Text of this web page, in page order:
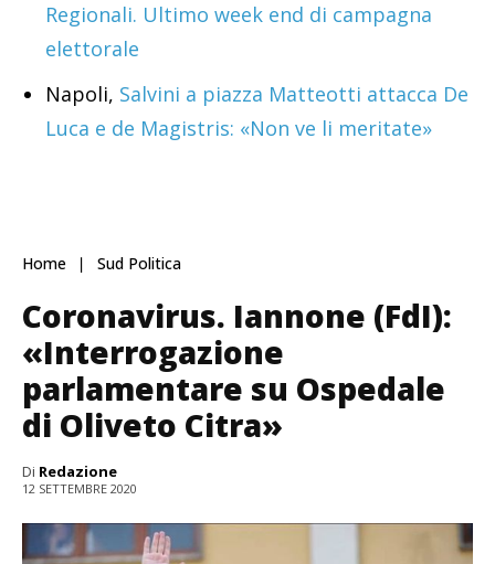
Regionali. Ultimo week end di campagna
elettorale
Napoli, Salvini a piazza Matteotti attacca De
Luca e de Magistris: «Non ve li meritate»
Home Sud Politica
Coronavirus. Iannone (FdI):
«Interrogazione
parlamentare su Ospedale
di Oliveto Citra»
Di Redazione
12 SETTEMBRE 2020